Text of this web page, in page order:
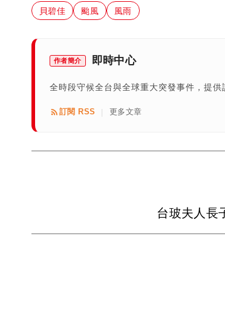
貝碧佳 颱風 風雨
作者簡介 即時中心
全時段守候全台與全球重大突發事件，提
訂閱 RSS 更多文章
台玻夫人長